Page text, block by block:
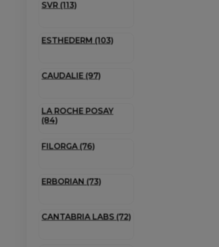
SVR (113)
ESTHEDERM (103)
CAUDALIE (97)
LA ROCHE POSAY
(84)
FILORGA (76)
ERBORIAN (73)
CANTABRIA LABS (72)